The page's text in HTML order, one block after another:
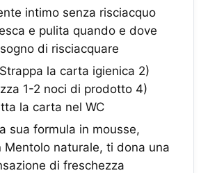
intimo senza risciacquo
e pulita quando e dove
di risciacquare
la carta igienica 2)
1-2 noci di prodotto 4)
la carta nel WC
sua formula in mousse,
Mentolo naturale, ti dona una
di freschezza